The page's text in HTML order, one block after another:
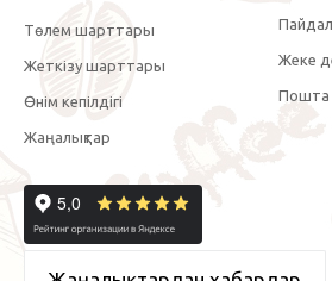
Төлем шарттары
Жеткізу шарттары
Өнім кепілдігі
Жаңалықтар
Жеке
Пошта